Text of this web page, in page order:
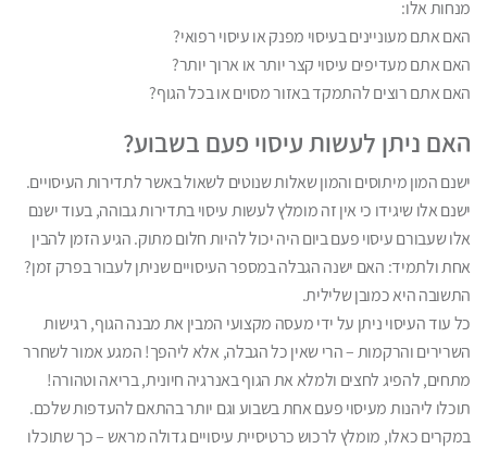
מנחות אלו:
האם אתם מעוניינים בעיסוי מפנק או עיסוי רפואי?
האם אתם מעדיפים עיסוי קצר יותר או ארוך יותר?
האם אתם רוצים להתמקד באזור מסוים או בכל הגוף?
האם ניתן לעשות עיסוי פעם בשבוע?
ישנם המון מיתוסים והמון שאלות שנוטים לשאול באשר לתדירות העיסויים.
ישנם אלו שיגידו כי אין זה מומלץ לעשות עיסוי בתדירות גבוהה, בעוד ישנם
אלו שעבורם עיסוי פעם ביום היה יכול להיות חלום מתוק. הגיע הזמן להבין
אחת ולתמיד: האם ישנה הגבלה במספר העיסויים שניתן לעבור בפרק זמן?
התשובה היא כמובן שלילית.
כל עוד העיסוי ניתן על ידי מעסה מקצועי המבין את מבנה הגוף, רגישות
השרירים והרקמות – הרי שאין כל הגבלה, אלא ליהפך! המגע אמור לשחרר
מתחים, להפיג לחצים ולמלא את הגוף באנרגיה חיונית, בריאה וטהורה!
תוכלו ליהנות מעיסוי פעם אחת בשבוע וגם יותר בהתאם להעדפות שלכם.
במקרים כאלו, מומלץ לרכוש כרטיסיית עיסויים גדולה מראש – כך שתוכלו